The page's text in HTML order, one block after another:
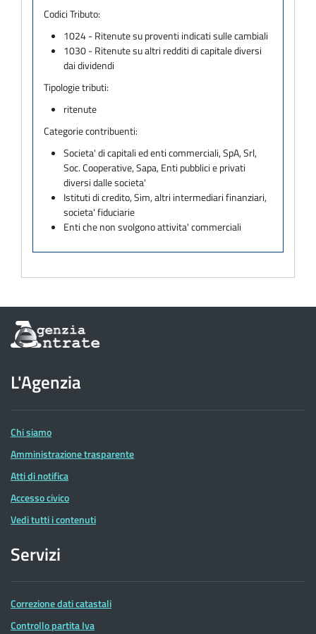
Codici Tributo:
1024 - Ritenute su proventi indicati sulle cambiali
1030 - Ritenute su altri redditi di capitale diversi
dai dividendi
Tipologie tributi:
ritenute
Categorie contribuenti:
Societa' di capitali ed enti commerciali, SpA, Srl,
Soc. Cooperative, Sapa, Enti pubblici e privati
diversi dalle societa'
Istituti di credito, Sim, altri intermediari finanziari,
societa' fiduciarie
Enti che non svolgono attivita' commerciali
Informazioni
sul
dell'Agenzia
delle
Entrate
L'Agenzia
Chi siamo
Amministrazione trasparente
Atti di notifica
Accesso civico
Vedi tutti i contenuti
Servizi
Correzione dati catastali
Controllo partita Iva